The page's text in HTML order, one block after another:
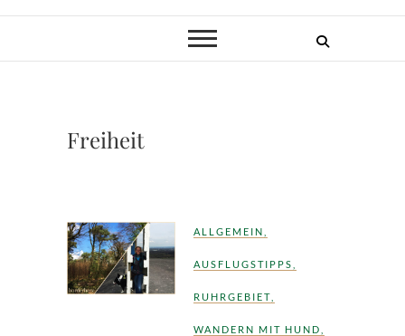
Freiheit
ALLGEMEIN
AUSFLUGSTIPPS
RUHRGEBIET
WANDERN MIT HUND